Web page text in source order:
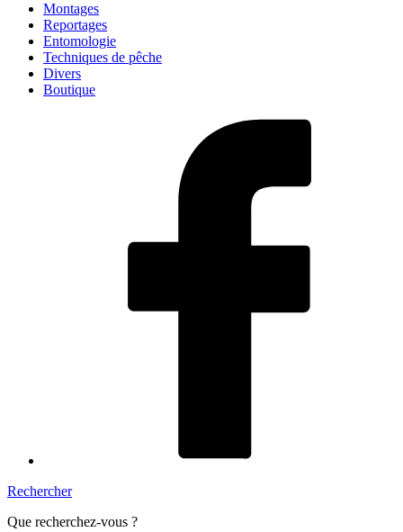
Montages
Reportages
Entomologie
Techniques de pêche
Divers
Boutique
Rechercher
Que recherchez-vous ?